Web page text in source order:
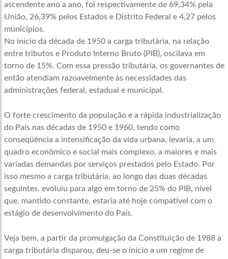
ascendente ano a ano, foi respectivamente de 69,34% pela
União, 26,39% pelos Estados e Distrito Federal e 4,27 pelos
municípios.
No início da década de 1950 a carga tributária, na relação
entre tributos e Produto Interno Bruto (PIB), oscilava em
torno de 15%. Com essa pressão tributária, os governantes de
então atendiam razoavelmente às necessidades das
administrações federal, estadual e municipal.
O forte crescimento da população e a rápida industrialização
do País nas décadas de 1950 e 1960, tendo como
conseqüência a intensificação da vida urbana, levaria, a um
quadro econômico e social mais complexo, a maiores e mais
variadas demandas por serviços prestados pelo Estado. Por
isso mesmo a carga tributária, ao longo das duas décadas
seguintes, evoluiu para algo em torno de 25% do PIB, nível
que, mantido constante, estaria até hoje compatível com o
estágio de desenvolvimento do País.
Veja bem, a partir da promulgação da Constituição de 1988 a
carga tributária disparou, deu-se o início a um regime de